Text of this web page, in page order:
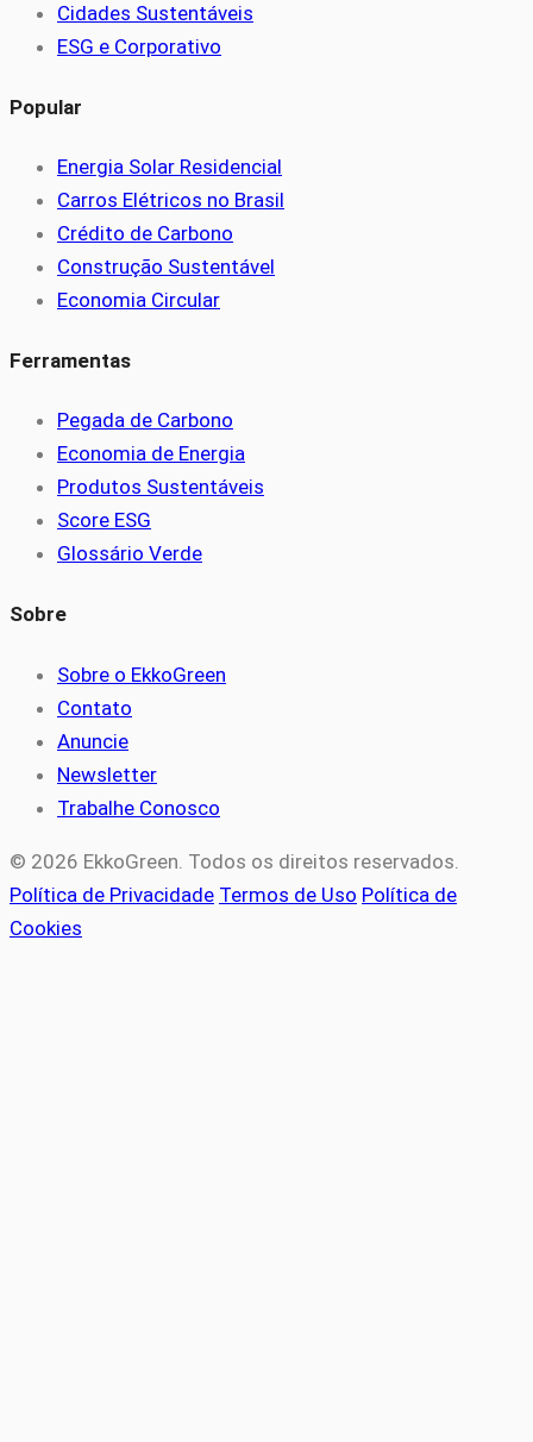
Cidades Sustentáveis
ESG e Corporativo
Popular
Energia Solar Residencial
Carros Elétricos no Brasil
Crédito de Carbono
Construção Sustentável
Economia Circular
Ferramentas
Pegada de Carbono
Economia de Energia
Produtos Sustentáveis
Score ESG
Glossário Verde
Sobre
Sobre o EkkoGreen
Contato
Anuncie
Newsletter
Trabalhe Conosco
© 2026 EkkoGreen. Todos os direitos reservados.
Política de Privacidade Termos de Uso Política de
Cookies